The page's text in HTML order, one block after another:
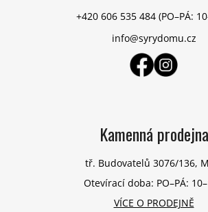
+420 606 535 484 (PO–PÁ:
info@syrydomu.cz
Kamenná prodejna
tř. Budovatelů 3076/136,
Otevírací doba: PO–PÁ:
VÍCE O PRODEJNĚ